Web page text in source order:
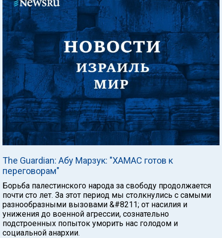
The Guardian: Абу Марзук: "ХАМАС готов к
переговорам"
Борьба палестинского народа за свободу продолжается
почти сто лет. За этот период мы столкнулись с самыми
разнообразными вызовами &#8211; от насилия и
унижения до военной агрессии, сознательно
подстроенных попыток уморить нас голодом и
социальной анархии.